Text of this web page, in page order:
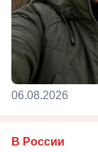
06.08.2026
В России